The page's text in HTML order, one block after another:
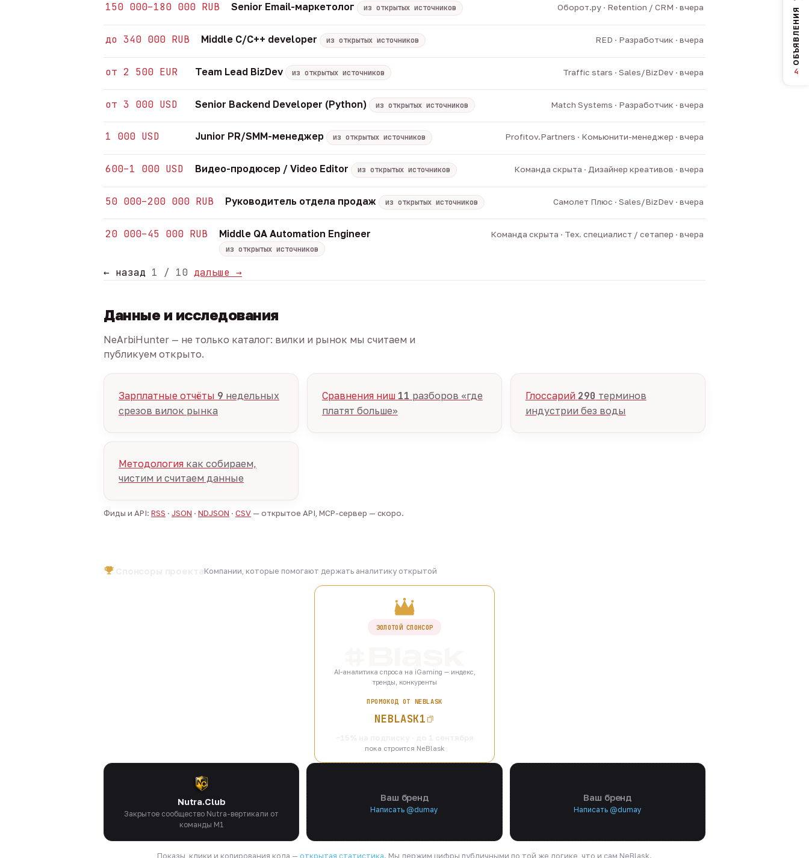
150 000–180 000 RUB Senior Email-маркетолог из открытых источников Оборот.ру · Retention / CRM · вчера
до 340 000 RUB Middle C/C++ developer из открытых источников RED · Разработчик · вчера
от 2 500 EUR Team Lead BizDev из открытых источников Traffic stars · Sales/BizDev · вчера
от 3 000 USD Senior Backend Developer (Python) из открытых источников Match Systems · Разработчик · вчера
1 000 USD Junior PR/SMM-менеджер из открытых источников Profitov.Partners · Комьюнити-менеджер · вчера
600–1 000 USD Видео-продюсер / Video Editor из открытых источников Команда скрыта · Дизайнер креативов · вчера
50 000–200 000 RUB Руководитель отдела продаж из открытых источников Самолет Плюс · Sales/BizDev · вчера
20 000–45 000 RUB Middle QA Automation Engineer
из открытых источников
Команда скрыта · Тех. специалист / сетапер · вчера
← назад 1 / 10 дальше →
Данные и исследования
NeArbiHunter — не только каталог: вилки и рынок мы считаем и
публикуем открыто.
Зарплатные отчёты 9 недельных
срезов вилок рынка
Сравнения ниш 11 разборов «где
платят больше»
Глоссарий 290 терминов
индустрии без воды
Методология как собираем,
чистим и считаем данные
Фиды и API: RSS · JSON · NDJSON · CSV — открытое API, MCP-сервер — скоро.
ОБЪЯВЛЕНИЯ
4
Компании, которые помогают держать аналитику открытой
ЗОЛОТОЙ СПОНСОР
AI-аналитика спроса на iGaming — индекс,
тренды, конкуренты
ПРОМОКОД ОТ NEBLASK
NEBLASK1
пока строится NeBlask
Nutra.Club
Закрытое сообщество Nutra-вертикали от
команды M1
Ваш бренд
Написать @dumay
Ваш бренд
Написать @dumay
Показы, клики и копирования кода — открытая статистика. Мы держим цифры публичными по той же логике, что и сам NeBlask.